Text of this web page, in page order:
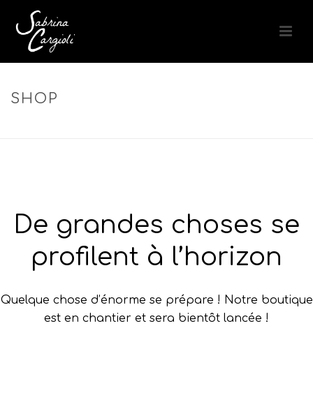
SHOP
De grandes choses se
profilent à l’horizon
Quelque chose d’énorme se prépare ! Notre boutique
est en chantier et sera bientôt lancée !